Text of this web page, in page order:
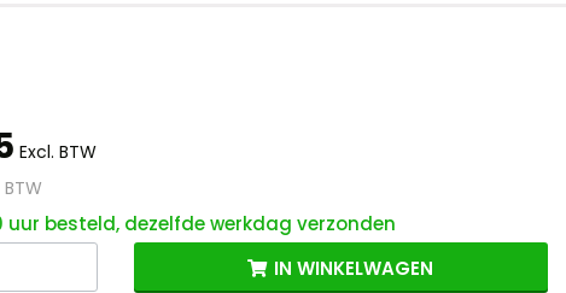
Excl. BTW
uur besteld, dezelfde werkdag verzonden
IN WINKELWAGEN